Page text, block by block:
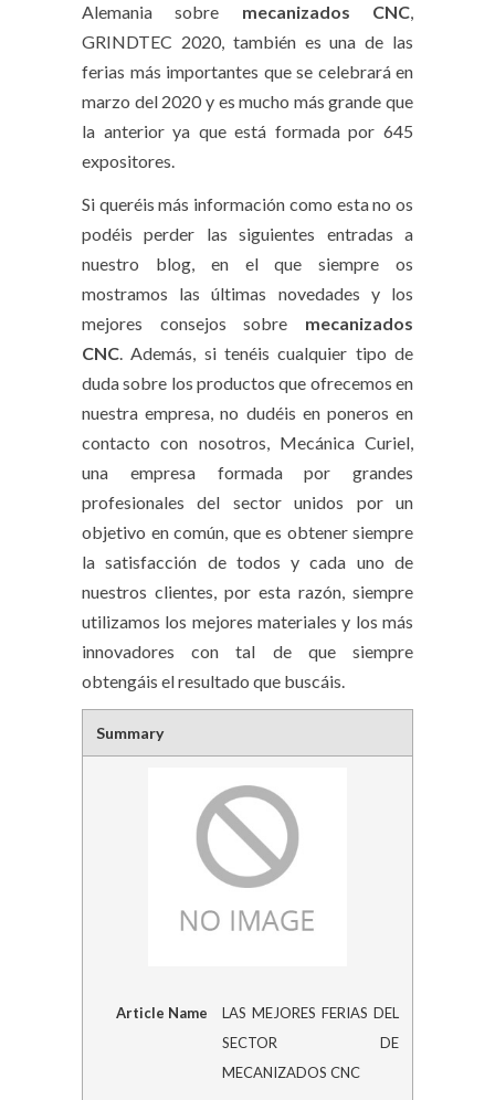
Alemania sobre mecanizados CNC,
GRINDTEC 2020, también es una de las
ferias más importantes que se celebrará en
marzo del 2020 y es mucho más grande que
la anterior ya que está formada por 645
expositores.
Si queréis más información como esta no os
podéis perder las siguientes entradas a
nuestro blog, en el que siempre os
mostramos las últimas novedades y los
mejores consejos sobre mecanizados
CNC. Además, si tenéis cualquier tipo de
duda sobre los productos que ofrecemos en
nuestra empresa, no dudéis en poneros en
contacto con nosotros, Mecánica Curiel,
una empresa formada por grandes
profesionales del sector unidos por un
objetivo en común, que es obtener siempre
la satisfacción de todos y cada uno de
nuestros clientes, por esta razón, siempre
utilizamos los mejores materiales y los más
innovadores con tal de que siempre
obtengáis el resultado que buscáis.
Summary
Article Name
LAS MEJORES FERIAS DEL
SECTOR DE
MECANIZADOS CNC